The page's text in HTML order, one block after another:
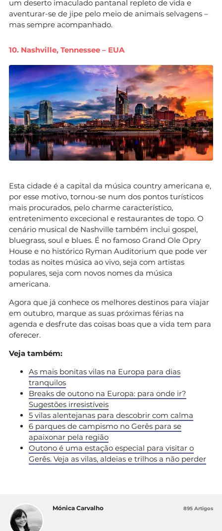
um deserto imaculado pantanal repleto de vida e
aventurar-se de jipe pelo meio de animais selvagens –
mas sempre acompanhado.
10. Nashville, Tennessee – EUA
Esta cidade é a capital da música country americana e,
por esse motivo, tornou-se num dos pontos turísticos
mais procurados, pelo charme característico,
entretenimento excecional e restaurantes de topo. O
cenário musical de Nashville também inclui gospel,
bluegrass, soul e blues. É no famoso Grand Ole Opry
House e no histórico Ryman Auditorium que pode ver
todas as noites música ao vivo, seja com artistas
populares, seja com novos nomes da música
americana.
Agora que já conhece os melhores destinos para viajar
em outubro, marque as suas próximas férias na
agenda e desfrute das coisas boas que a vida tem para
oferecer.
Veja também:
As mais bonitas vilas na Europa para dias
tranquilos
Breaks de outono na Europa: para onde ir?
Sugestões irresistíveis
5 vilas alentejanas para descobrir com calma
6 parques de campismo no Gerês para se
apaixonar pela região
Outono é uma estação especial para visitar o
Gerês. Veja as vilas, aldeias e trilhos a não perder
Mónica Carvalho 895 Artigos